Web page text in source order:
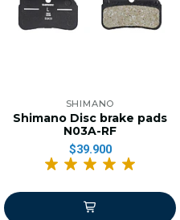
SHIMANO
Shimano Disc brake pads
N03A-RF
$39.900